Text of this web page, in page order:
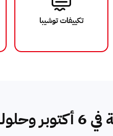
تكييفات توشيبا